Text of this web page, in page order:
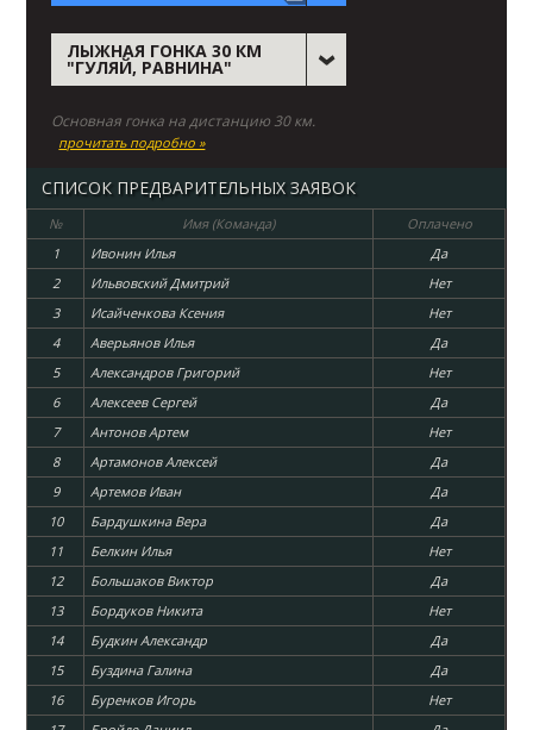
ЛЫЖНАЯ ГОНКА 30 КМ
"ГУЛЯЙ, РАВНИНА"
Основная гонка на дистанцию 30 км.
прочитать подробно »
СПИСОК ПРЕДВАРИТЕЛЬНЫХ ЗАЯВОК
№ Имя (Команда)
Оплачено
1
Ивонин Илья
Да
2
Ильвовский Дмитрий
Нет
3
Исайченкова Ксения
Нет
4
Аверьянов Илья
Да
5
Александров Григорий
Нет
6
Алексеев Сергей
Да
7
Антонов Артем
Нет
8
Артамонов Алексей
Да
9
Артемов Иван
Да
10
Бардушкина Вера
Да
11
Белкин Илья
Нет
12
Большаков Виктор
Да
13
Бордуков Никита
Нет
14
Будкин Александр
Да
15
Буздина Галина
Да
16
Буренков Игорь
Нет